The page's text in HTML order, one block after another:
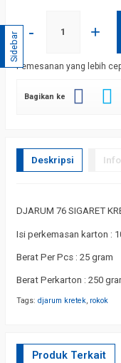
- +
Pemesanan yang lebih
Bagikan ke
Deskripsi
DJARUM 76 SIGARET
Isi perkemasan karton :
Berat Per Pcs : 25 gram
Berat Perkarton : 250
Tags: djarum kretek, rokok
Produk Terkait
Sidebar